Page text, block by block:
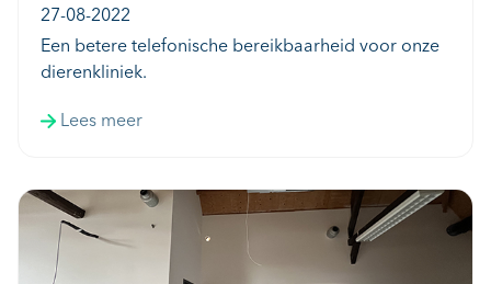
27-08-2022
Een betere telefonische bereikbaarheid voor onze
dierenkliniek.
Lees meer